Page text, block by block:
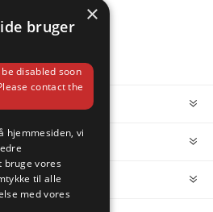
MIN KONTO
×
bruger
disabled soon
contact the
hjemmesiden, vi
bruge vores
til alle
med vores